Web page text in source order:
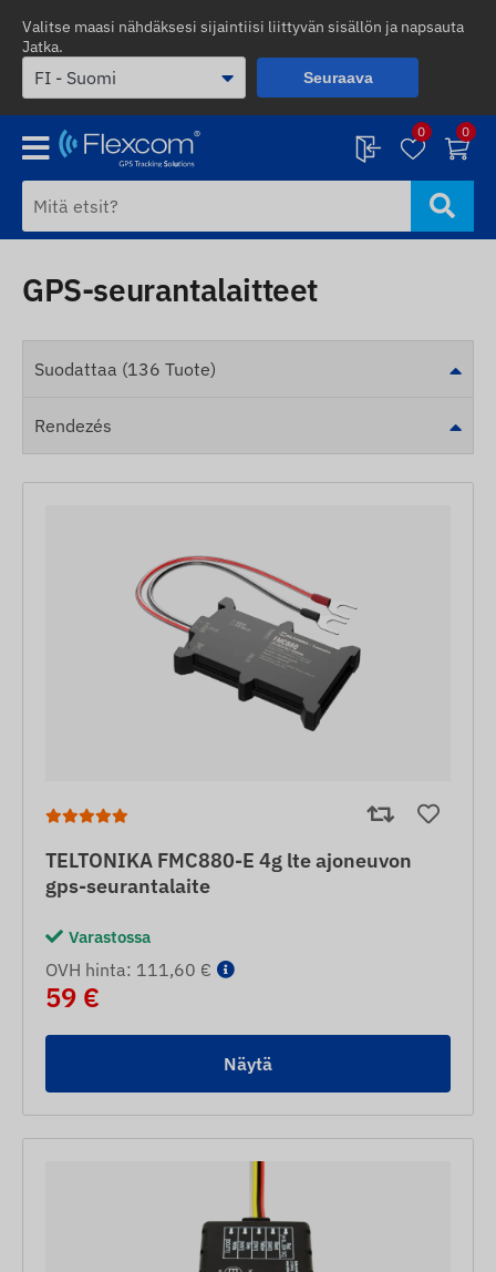
Valitse maasi nähdäksesi sijaintiisi liittyvän sisällön ja napsauta
Jatka.
Seuraava
0 0
GPS-seurantalaitteet
Suodattaa (136 Tuote)
Rendezés
TELTONIKA FMC880-E 4g lte ajoneuvon
gps-seurantalaite
Varastossa
OVH hinta: 111,60 €
59 €
Näytä